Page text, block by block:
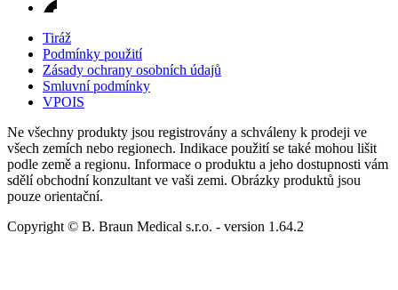
Tiráž
Podmínky použití
Zásady ochrany osobních údajů
Smluvní podmínky
VPOIS
Ne všechny produkty jsou registrovány a schváleny k prodeji ve
všech zemích nebo regionech. Indikace použití se také mohou lišit
podle země a regionu. Informace o produktu a jeho dostupnosti vám
sdělí obchodní konzultant ve vaši zemi. Obrázky produktů jsou
pouze orientační.
Copyright © B. Braun Medical s.r.o. - version 1.64.2